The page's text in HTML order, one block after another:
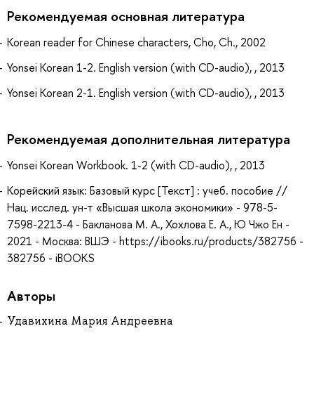
Рекомендуемая основная литература
Korean reader for Chinese characters, Cho, Ch., 2002
Yonsei Korean 1-2. English version (with CD-audio), , 2013
Yonsei Korean 2-1. English version (with CD-audio), , 2013
Рекомендуемая дополнительная литература
Yonsei Korean Workbook. 1-2 (with CD-audio), , 2013
Корейский язык: Базовый курс [Текст] : учеб. пособие //
Нац. исслед. ун-т «Высшая школа экономики» - 978-5-
7598-2213-4 - Бакланова М. А., Хохлова Е. А., Ю Чжо Ен -
2021 - Москва: ВШЭ - https://ibooks.ru/products/382756 -
382756 - iBOOKS
Авторы
Удавихина Мария Андреевна